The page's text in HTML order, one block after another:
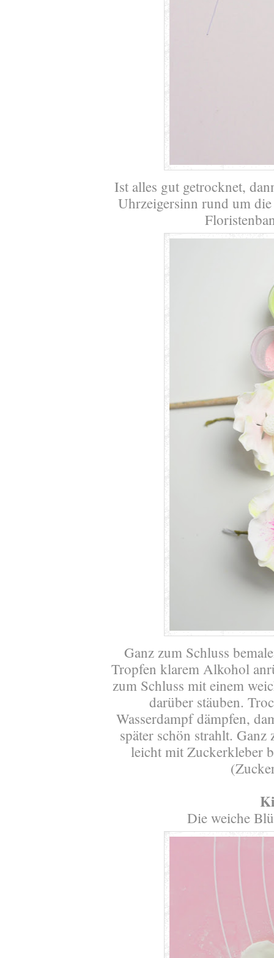
Ist alles gut getrocknet,
Uhrzeigersinn rund um
Ganz zum Schluss
Tropfen klarem Alkohol
zum Schluss mit einem
darüber stäuben.
Wasserdampf dämpfen,
später schön strahlt.
leicht mit Zuckerkleber
Die weiche